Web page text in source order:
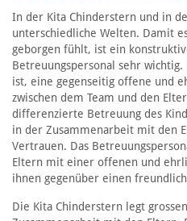
In der Kita Chinderstern und in
unterschiedliche Welten. Damit
geborgen fühlt, ist ein
Betreuungspersonal sehr
ist, eine gegenseitig offene und
zwischen dem Team und den
differenzierte Betreuung des
in der Zusammenarbeit mit den
Vertrauen. Das
Eltern mit einer offenen und
ihnen gegenüber einen
Die Kita Chinderstern legt